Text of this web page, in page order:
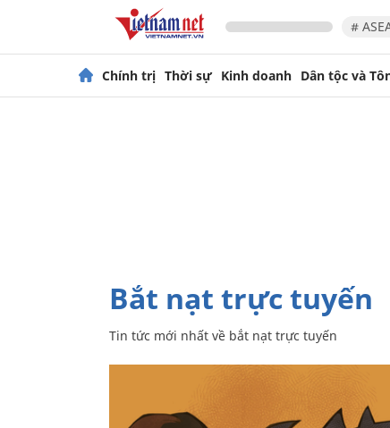
#
Chính trị Thời sự Kinh doanh Dân tộc và
bắt nạt trực tuyến
Tin tức mới nhất về bắt nạt trực tuyến